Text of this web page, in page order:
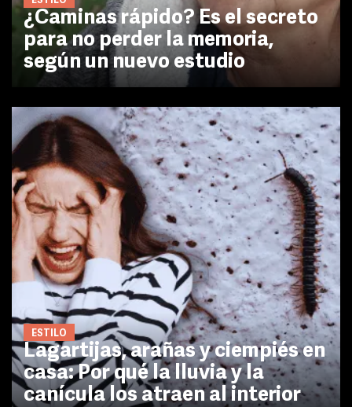
¿Caminas rápido? Es el secreto
para no perder la memoria,
según un nuevo estudio
ESTILO
Lagartijas, arañas y ciempiés en
casa: Por qué la lluvia y la
canícula los atraen al interior